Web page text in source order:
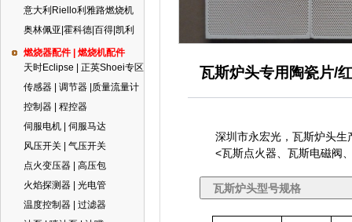
意大利Riello利雅路燃烧机
奥林佩亚|霍科德|百得|凯利
燃烧器配件 | 燃烧机配件
天时Eclipse | 正英Shoei专区
传感器 | 调节器 |质量流量计
控制器 | 程控器
伺服电机 | 伺服马达
风压开关 | 气压开关
点火变压器 | 高压包
火焰探测器 | 光电管
温度控制器 | 过滤器
瓦斯炉头专用陶瓷片/
深圳市永宏光，瓦斯炉头
<瓦斯点火器、瓦斯电磁阀
瓦斯炉头型号规格